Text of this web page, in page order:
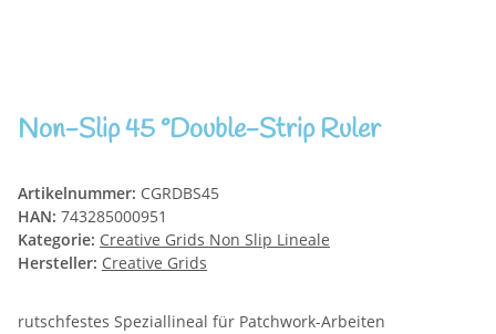
Non-Slip 45 °Double-Strip Ruler
Artikelnummer: CGRDBS45
HAN: 743285000951
Kategorie: Creative Grids Non Slip Lineale
Hersteller: Creative Grids
rutschfestes Speziallineal für Patchwork-Arbeiten